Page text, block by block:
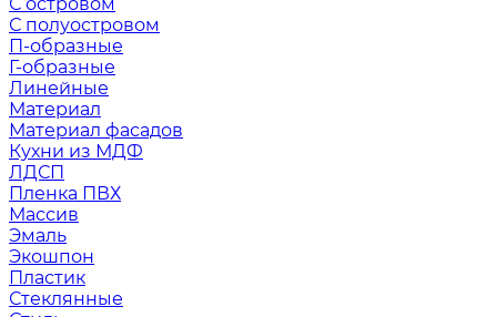
С полуостровом
П-образные
Г-образные
Линейные
Материал
Материал фасадов
Кухни из МДФ
ЛДСП
Пленка ПВХ
Массив
Эмаль
Экошпон
Пластик
Стеклянные